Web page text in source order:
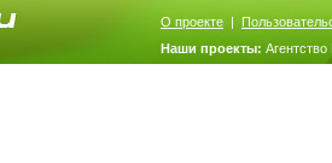
О проекте |
Наши проекты: